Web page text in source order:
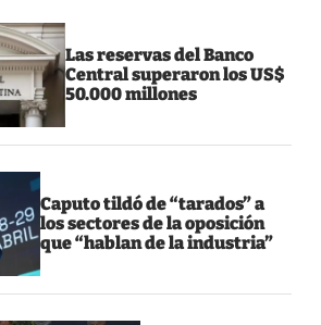
Las reservas del Banco
Central superaron los US$
50.000 millones
Caputo tildó de “tarados” a
los sectores de la oposición
que “hablan de la industria”